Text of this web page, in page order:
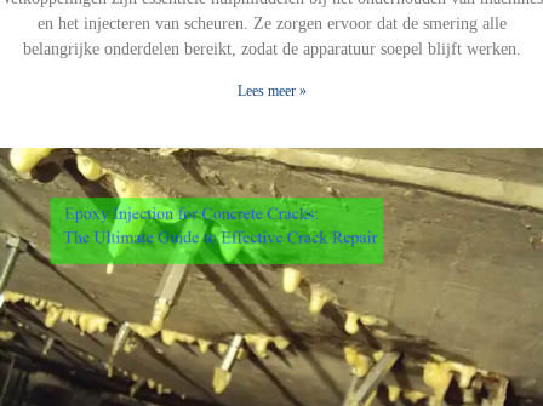
en het injecteren van scheuren. Ze zorgen ervoor dat de smering alle
belangrijke onderdelen bereikt, zodat de apparatuur soepel blijft werken.
Lees meer »